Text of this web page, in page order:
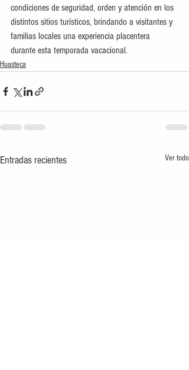
condiciones de seguridad, orden y atención en los
distintos sitios turísticos, brindando a visitantes y
familias locales una experiencia placentera
durante esta temporada vacacional.
Huasteca
Entradas recientes Ver todo